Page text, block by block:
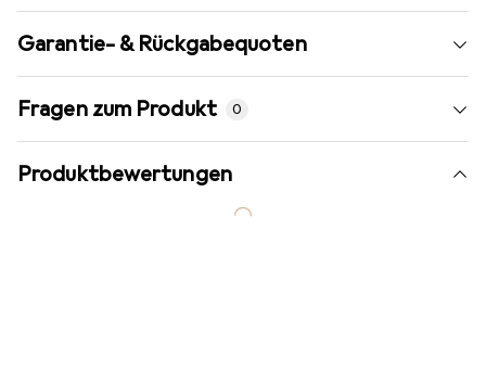
Garantie- & Rückgabequoten
Fragen zum Produkt 0
Produktbewertungen